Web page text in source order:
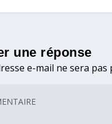
une réponse
e-mail ne sera pas